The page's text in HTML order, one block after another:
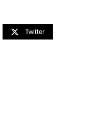
Twitter